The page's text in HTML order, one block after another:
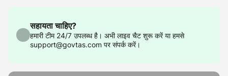
सहायता चाहिए?
हमारी टीम 24/7 उपलब्ध है। अभी लाइव चैट शुरू करें या हमसे
support@govtas.com पर संपर्क करें।